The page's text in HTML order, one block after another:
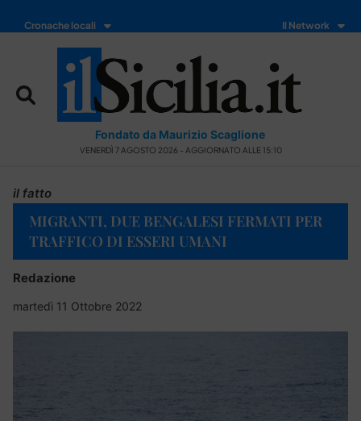
Cronache locali Il Network
Fondato da Maurizio Scaglione
VENERDÌ 7 AGOSTO 2026 - AGGIORNATO ALLE 15:10
il fatto
MIGRANTI, DUE BENGALESI FERMATI PER
TRAFFICO DI ESSERI UMANI
Redazione
martedì 11 Ottobre 2022